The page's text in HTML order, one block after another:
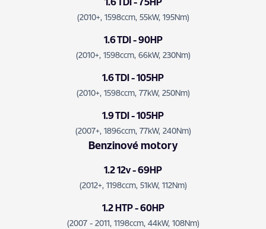
(2010+, 1598ccm, 55kW, 195Nm)
1.6 TDI - 90HP
(2010+, 1598ccm, 66kW, 230Nm)
1.6 TDI - 105HP
(2010+, 1598ccm, 77kW, 250Nm)
1.9 TDI - 105HP
(2007+, 1896ccm, 77kW, 240Nm)
Benzinové motory
1.2 12v - 69HP
(2012+, 1198ccm, 51kW, 112Nm)
1.2 HTP - 60HP
(2007 - 2011, 1198ccm, 44kW, 108Nm)